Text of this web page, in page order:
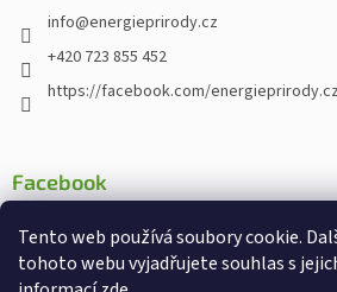
Tento web používá soubory cookie.
tohoto webu vyjadřujete souhlas s
info@energieprirody.cz
+420 723 855 452
https://facebook.com/energieprirody.cz
Facebook